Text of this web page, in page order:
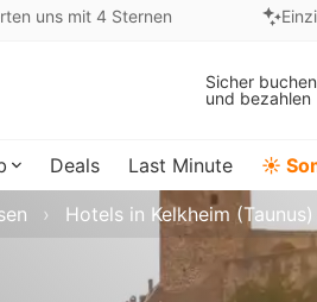
uns mit 4 Sternen
Sicher buchen
und bezahlen
Deals Last Minute ☀️
Hotels in Kelkheim (Taunus)